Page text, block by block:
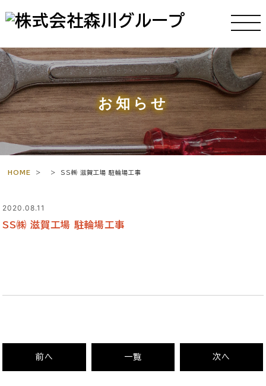
お知らせ
HOME > > SS㈱ 滋賀工場 駐輪場工事
2020.08.11
SS㈱ 滋賀工場 駐輪場工事
前へ 一覧 次へ